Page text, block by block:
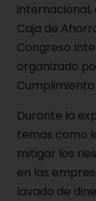
internacional,
Caja de
Congreso
organizado
Durante la
temas como
mitigar los
en las
lavado de